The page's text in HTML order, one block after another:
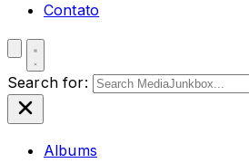
Contato
Search for:
Albums